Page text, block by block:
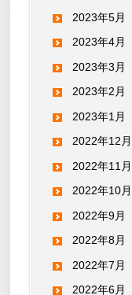
2023年5月
2023年4月
2023年3月
2023年2月
2023年1月
2022年12月
2022年11月
2022年10月
2022年9月
2022年8月
2022年7月
2022年6月